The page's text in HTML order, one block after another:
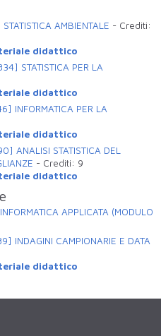
AMBIENTALE - Crediti:
didattico
STATISTICA PER LA
didattico
INFORMATICA PER LA
didattico
ANALISI STATISTICA DEL
- Crediti: 9
didattico
APPLICATA (MODULO
INDAGINI CAMPIONARIE E DATA
didattico